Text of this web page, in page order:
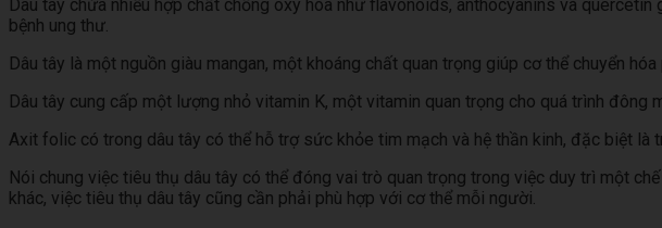
Dâu tây chứa nhiều hợp chất chống oxy hóa như flavonoids, anthocyanins và
bệnh ung thư.
Dâu tây là một nguồn giàu mangan, một khoáng chất quan trọng giúp cơ thể chuyển
Dâu tây cung cấp một lượng nhỏ vitamin K, một vitamin quan trọng cho quá trình đông
Axit folic có trong dâu tây có thể hỗ trợ sức khỏe tim mạch và hệ thần kinh, đặc biệt là
Nói chung việc tiêu thụ dâu tây có thể đóng vai trò quan trọng trong việc duy trì một
khác, việc tiêu thụ dâu tây cũng cần phải phù hợp với cơ thể mỗi người.